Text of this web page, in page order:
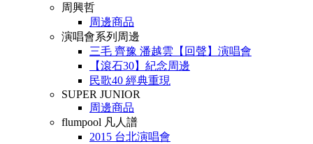
周興哲
周邊商品
演唱會系列周邊
三毛 齊豫 潘越雲【回聲】演唱會
【滾石30】紀念周邊
民歌40 經典重現
SUPER JUNIOR
周邊商品
flumpool 凡人譜
2015 台北演唱會